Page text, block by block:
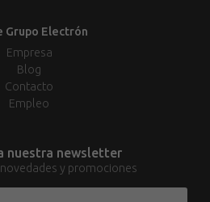
Grupo Electrón
Empresa
Blog
Contacto
Empleo
nuestra newsletter
y promociones